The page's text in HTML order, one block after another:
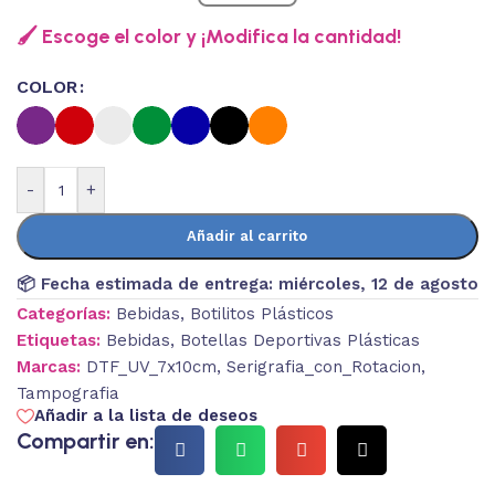
🖌️ Escoge el color y ¡Modifica la cantidad!
COLOR
- +
Añadir al carrito
📦 Fecha estimada de entrega: miércoles, 12 de agosto
Categorías: Bebidas, Botilitos Plásticos
Etiquetas: Bebidas, Botellas Deportivas Plásticas
Marcas: DTF_UV_7x10cm, Serigrafia_con_Rotacion,
Tampografia
Añadir a la lista de deseos
Compartir en: